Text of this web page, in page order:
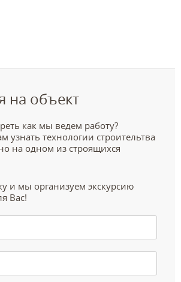
на объект
как мы ведем работу?
узнать технологии строительтва
на одном из строящихся
и мы организуем экскурсию
Вас!